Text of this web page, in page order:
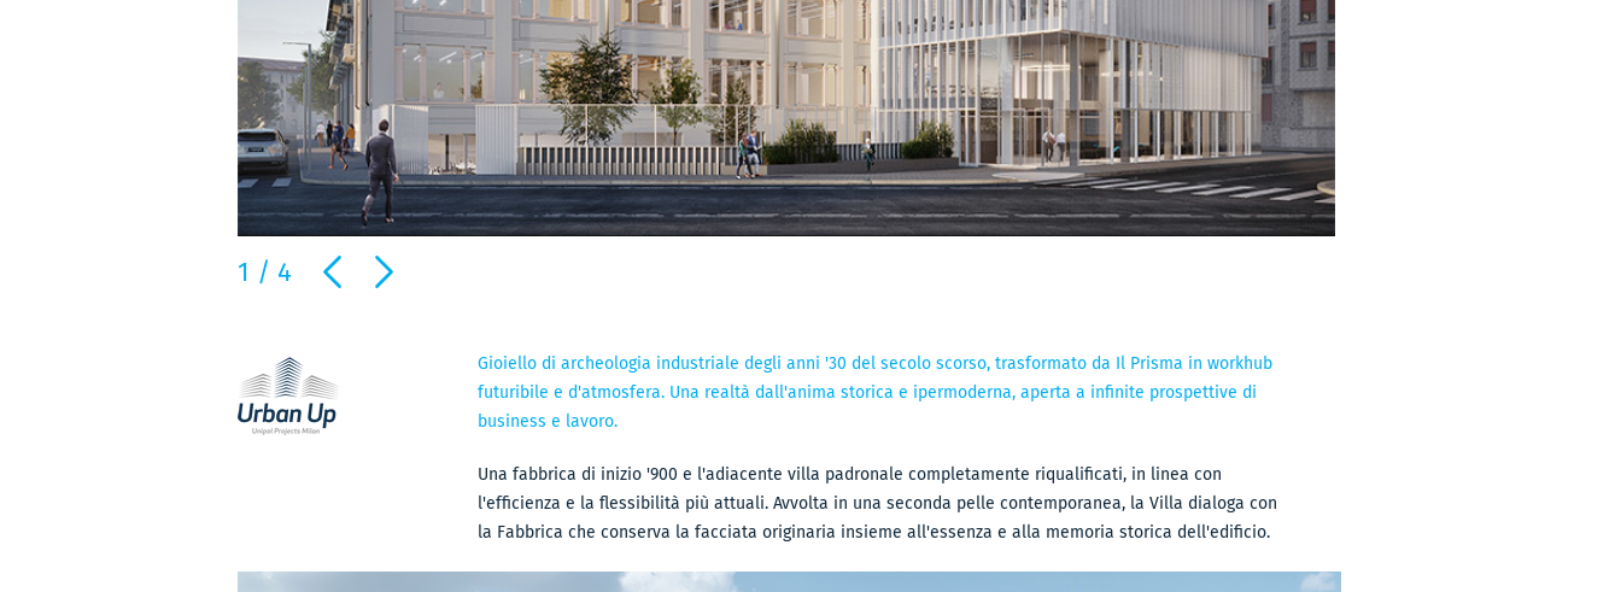
1 / 4
Gioiello di archeologia industriale degli anni '30 del secolo scorso, trasformato da Il Prisma in workhub
futuribile e d'atmosfera. Una realtà dall'anima storica e ipermoderna, aperta a infinite prospettive di
business e lavoro.
Una fabbrica di inizio '900 e l'adiacente villa padronale completamente riqualificati, in linea con
l'efficienza e la flessibilità più attuali. Avvolta in una seconda pelle contemporanea, la Villa dialoga con
la Fabbrica che conserva la facciata originaria insieme all'essenza e alla memoria storica dell'edificio.